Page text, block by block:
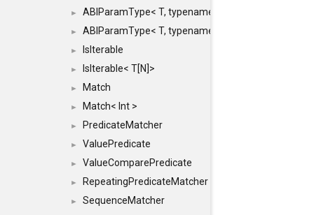
► ABIParamType< T, typename std::enable_if<
► ABIParamType< T, typename std::enable_if<
► IsIterable
► IsIterable< T[N]>
► Match
► Match< Int >
► PredicateMatcher
► ValuePredicate
► ValueComparePredicate
► RepeatingPredicateMatcher
►
SequenceMatcher